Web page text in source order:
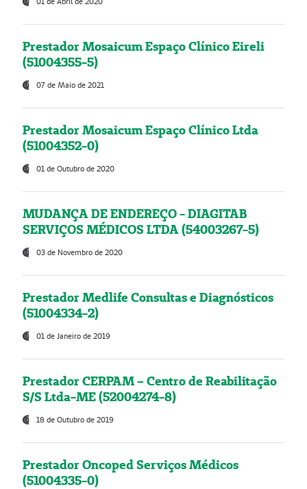
Prestador Mosaicum Espaço Clínico Eireli
(51004355-5)
07 de Maio de 2021
Prestador Mosaicum Espaço Clínico Ltda
(51004352-0)
01 de Outubro de 2020
MUDANÇA DE ENDEREÇO - DIAGITAB
SERVIÇOS MÉDICOS LTDA (54003267-5)
03 de Novembro de 2020
Prestador Medlife Consultas e Diagnósticos
(51004334-2)
01 de Janeiro de 2019
Prestador CERPAM – Centro de Reabilitação
S/S Ltda-ME (52004274-8)
18 de Outubro de 2019
Prestador Oncoped Serviços Médicos
(51004335-0)